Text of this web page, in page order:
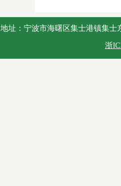
地址：宁波市海曙区集士港镇集士
浙